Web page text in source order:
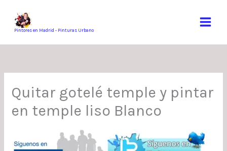
contenidoPintores en Madrid - Pinturas Urbano
Quitar gotelé temple y pintar
en temple liso Blanco